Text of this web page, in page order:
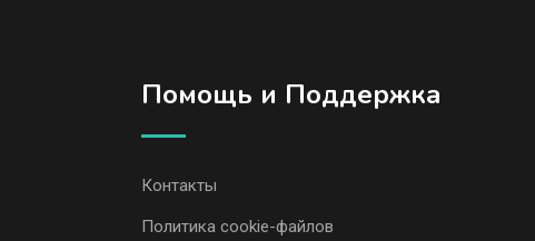
Помощь и Поддержка
Контакты
Политика cookie-файлов